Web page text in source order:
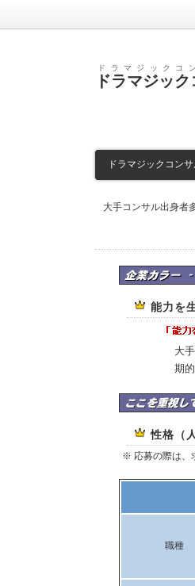
ドラマジッ
ドラマジックコ
ドラマジックコン
大手コンサル出身者
ドラマジックコンサ
能力を
大
期
ドラマジックコンサ
性格（
※ 応募の際は、
職種